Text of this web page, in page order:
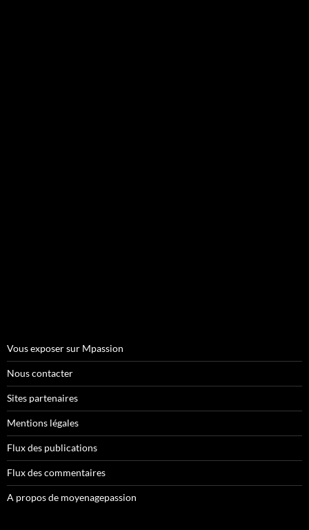
Vous exposer sur Mpassion
Nous contacter
Sites partenaires
Mentions légales
Flux des publications
Flux des commentaires
A propos de moyenagepassion